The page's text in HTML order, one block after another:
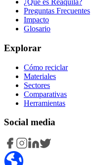
¿Qué es Reaquila?
Preguntas Frecuentes
Impacto
Glosario
Explorar
Cómo reciclar
Materiales
Sectores
Comparativas
Herramientas
Social media